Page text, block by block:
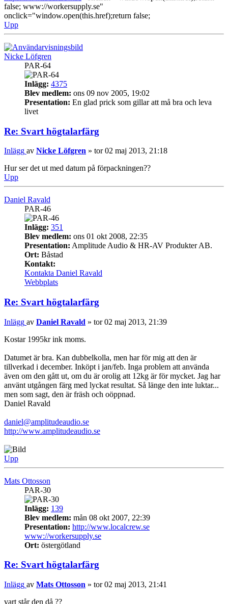
false; www://workersupply.se"
onclick="window.open(this.href);return false;
Upp
Nicke Löfgren
PAR-64
Inlägg: 4375
Blev medlem: ons 09 nov 2005, 19:02
Presentation: En glad prick som gillar att må bra och leva
livet
Re: Svart högtalarfärg
Inlägg av Nicke Löfgren » tor 02 maj 2013, 21:18
Hur ser det ut med datum på förpackningen??
Upp
Daniel Ravald
PAR-46
Inlägg: 351
Blev medlem: ons 01 okt 2008, 22:35
Presentation: Amplitude Audio & HR-AV Produkter AB.
Ort: Båstad
Kontakt:
Kontakta Daniel Ravald
Webbplats
Re: Svart högtalarfärg
Inlägg av Daniel Ravald » tor 02 maj 2013, 21:39
Kostar 1995kr ink moms.
Datumet är bra. Kan dubbelkolla, men har för mig att den är
tillverkad i december. Inköpt i jan/feb. Inga problem att använda
även om den gått ut, om du är orolig att 12kg är för mycket. Jag har
använt utgången färg med lyckat resultat. Så länge den inte luktar...
men som sagt, den är fräsh och oöppnad.
Daniel Ravald
daniel@amplitudeaudio.se
http://www.amplitudeaudio.se
Upp
Mats Ottosson
PAR-30
Inlägg: 139
Blev medlem: mån 08 okt 2007, 22:39
Presentation: http://www.localcrew.se
www://workersupply.se
Ort: östergötland
Re: Svart högtalarfärg
Inlägg av Mats Ottosson » tor 02 maj 2013, 21:41
vart står den då ??